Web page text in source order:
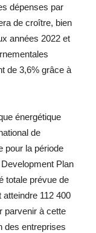
dépenses par
de croître, bien
années 2022 et
de 3,6% grâce à
énergétique
de
pour la période
Plan
totale prévue de
112 400
parvenir à cette
des entreprises